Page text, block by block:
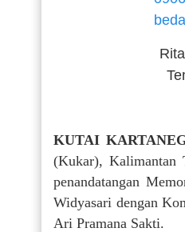
KUTAI
(Kukar), Kalimantan
penandatangan
Widyasari dengan
Ari Pramana Sakti.